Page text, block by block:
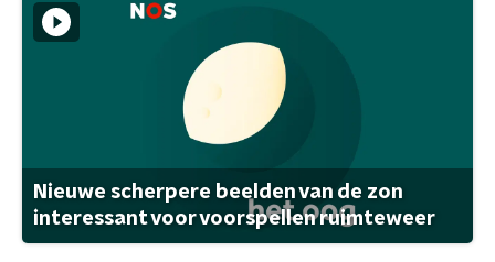
Nieuwe scherpere beelden van de zon
interessant voor voorspellen ruimteweer